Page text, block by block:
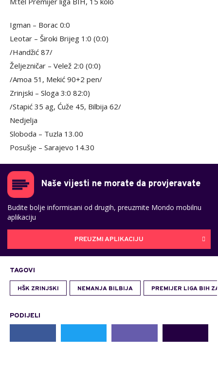
Igman – Borac 0:0
Leotar – Široki Brijeg 1:0 (0:0)
/Handžić 87/
Željezničar – Velež 2:0 (0:0)
/Amoa 51, Mekić 90+2 pen/
Zrinjski – Sloga 3:0 82:0)
/Stapić 35 ag, Ćuže 45, Bilbija 62/
Nedjelja
Sloboda – Tuzla 13.00
Posušje – Sarajevo 14.30
Naše vijesti ne morate da provjeravate
Budite bolje informisani od drugih, preuzmite Mondo mobilnu
aplikaciju
PREUZMI APLIKACIJU
TAGOVI
HŠK ZRINJSKI NEMANJA BILBIJA PREMIJER LIGA BIH
PODIJELI